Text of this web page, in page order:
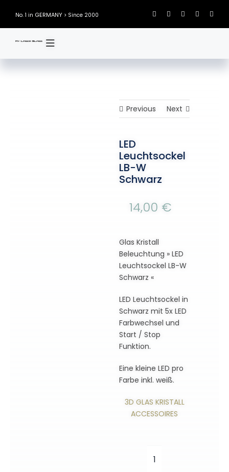
content
No. 1 in GERMANY > Since 2000
Previous Next
LED
Leuchtsockel
LB-W
Schwarz
14,00 €
Glas Kristall
Beleuchtung » LED
Leuchtsockel LB-W
Schwarz «
LED Leuchtsockel in
Schwarz mit 5x LED
Farbwechsel und
Start / Stop
Funktion.
Eine kleine LED pro
Farbe inkl. weiß.
3D GLAS KRISTALL
ACCESSOIRES
LED